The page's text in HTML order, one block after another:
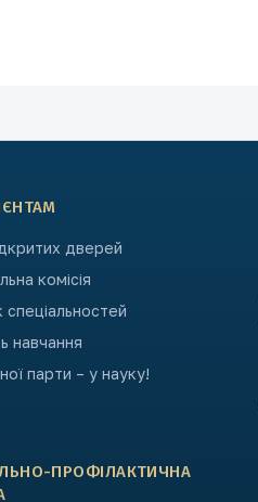
дверей
комісія
спеціальностей
навчання
парти – у науку!
ПРОФІЛАКТИЧНА